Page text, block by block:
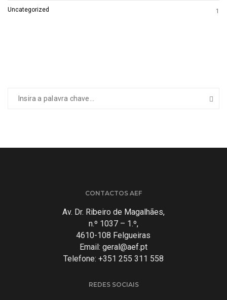
Uncategorized 1
CONTACTOS AEF
Av. Dr. Ribeiro de Magalhães,
n.º 1037 – 1.º,
4610-108 Felgueiras
Email: geral@aef.pt
Telefone: +351 255 311 558
REDES SOCIAIS